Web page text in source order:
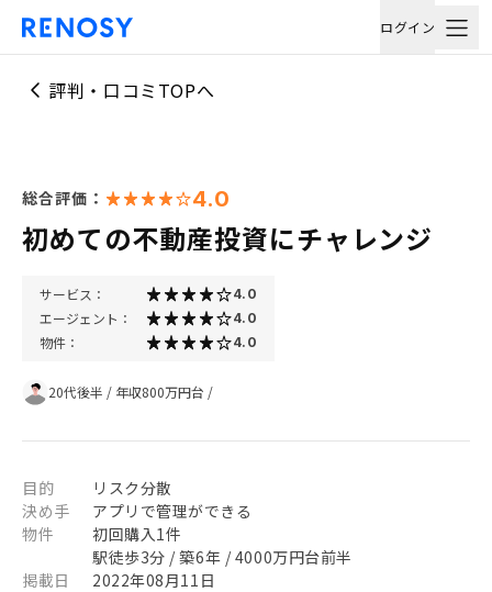
ログイン
評判・口コミTOPへ
総合評価： 4.0
初めての不動産投資にチャレンジ
サービス： 4.0
エージェント： 4.0
物件： 4.0
20代後半 / 年収800万円台 /
目的
リスク分散
決め手
アプリで管理ができる
物件
初回購入1件
駅徒歩3分 / 築6年 / 4000万円台前半
掲載日
2022年08月11日